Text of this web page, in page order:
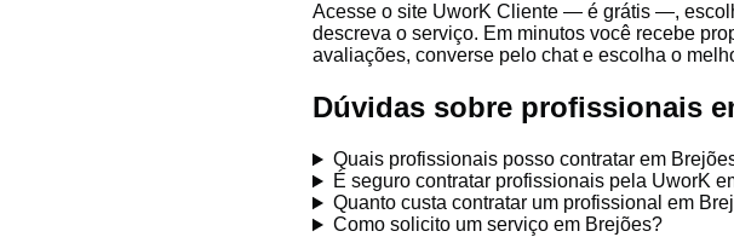
Acesse o site UworK Cliente — é grátis —,
descreva o serviço. Em minutos você recebe
avaliações, converse pelo chat e escolha o
Dúvidas sobre profissionais
Quais profissionais posso contratar em
É seguro contratar profissionais pela UworK
Quanto custa contratar um profissional em
Como solicito um serviço em Brejões?